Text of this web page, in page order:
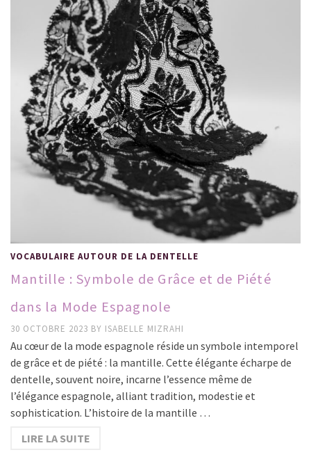
VOCABULAIRE AUTOUR DE LA DENTELLE
Mantille : Symbole de Grâce et de Piété
dans la Mode Espagnole
30 OCTOBRE 2023 BY ISABELLE MIZRAHI
Au cœur de la mode espagnole réside un symbole intemporel
de grâce et de piété : la mantille. Cette élégante écharpe de
dentelle, souvent noire, incarne l’essence même de
l’élégance espagnole, alliant tradition, modestie et
sophistication. L’histoire de la mantille …
LIRE LA SUITE